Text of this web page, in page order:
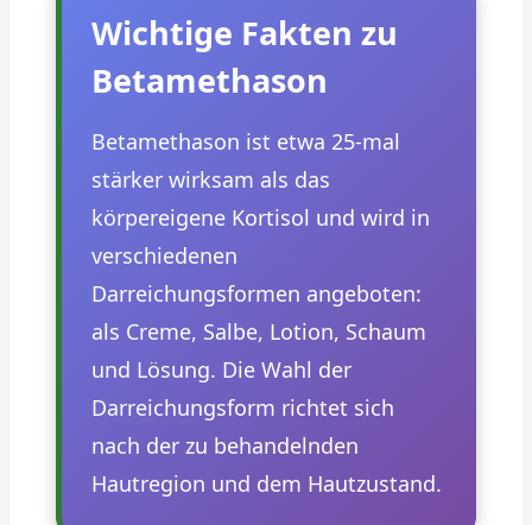
Wichtige Fakten zu
Betamethason
Betamethason ist etwa 25-mal
stärker wirksam als das
körpereigene Kortisol und wird in
verschiedenen
Darreichungsformen angeboten:
als Creme, Salbe, Lotion, Schaum
und Lösung. Die Wahl der
Darreichungsform richtet sich
nach der zu behandelnden
Hautregion und dem Hautzustand.